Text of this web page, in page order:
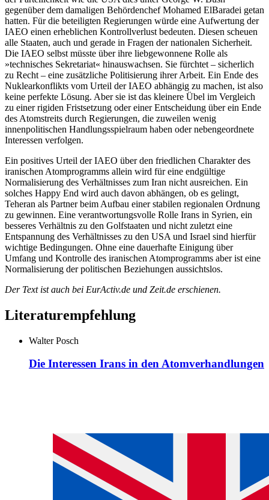
gegenüber dem damaligen Behördenchef Mohamed ElBaradei getan
hatten. Für die beteiligten Regierungen würde eine Aufwertung der
IAEO einen erheblichen Kontrollverlust bedeuten. Diesen scheuen
alle Staaten, auch und gerade in Fragen der nationalen Sicherheit.
Die IAEO selbst müsste über ihre liebgewonnene Rolle als
»technisches Sekretariat« hinauswachsen. Sie fürchtet – sicherlich
zu Recht – eine zusätzliche Politisierung ihrer Arbeit. Ein Ende des
Nuklearkonflikts vom Urteil der IAEO abhängig zu machen, ist also
keine perfekte Lösung. Aber sie ist das kleinere Übel im Vergleich
zu einer rigiden Fristsetzung oder einer Entscheidung über ein Ende
des Atomstreits durch Regierungen, die zuweilen wenig
innenpolitischen Handlungsspielraum haben oder nebengeordnete
Interessen verfolgen.
Ein positives Urteil der IAEO über den friedlichen Charakter des
iranischen Atomprogramms allein wird für eine endgültige
Normalisierung des Verhältnisses zum Iran nicht ausreichen. Ein
solches Happy End wird auch davon abhängen, ob es gelingt,
Teheran als Partner beim Aufbau einer stabilen regionalen Ordnung
zu gewinnen. Eine verantwortungsvolle Rolle Irans in Syrien, ein
besseres Verhältnis zu den Golfstaaten und nicht zuletzt eine
Entspannung des Verhältnisses zu den USA und Israel sind hierfür
wichtige Bedingungen. Ohne eine dauerhafte Einigung über
Umfang und Kontrolle des iranischen Atomprogramms aber ist eine
Normalisierung der politischen Beziehungen aussichtslos.
Der Text ist auch bei EurActiv.de und Zeit.de erschienen.
Literaturempfehlung
Walter Posch
Die Interessen Irans in den Atomverhandlungen